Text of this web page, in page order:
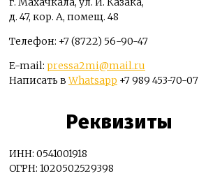
д. 47, кор. А, помещ. 48
Телефон: +7 (8722) 56-90-47
E-mail: pressa2mi@mail.ru
Написать вWhatsapp +7 989 453-70-07
Реквизиты
ИНН: 0541001918
ОГРН: 1020502529398